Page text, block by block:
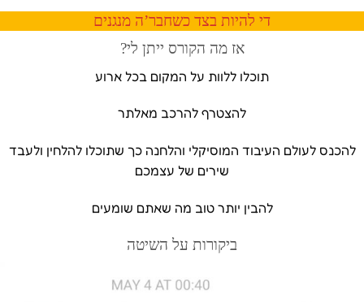
די להיות בצד כשחבר’ה מנגנים
אז מה הקורס ייתן לי?
תוכלו ללוות על המקום בכל ארוע
להצטרף להרכב מאלתר
להכנס לעולם העיבוד המוסיקלי והלחנה כך שתוכלו להלחין ולעבד
שירים של עצמכם
להבין יותר טוב מה שאתם שומעים
ביקורות על השיטה